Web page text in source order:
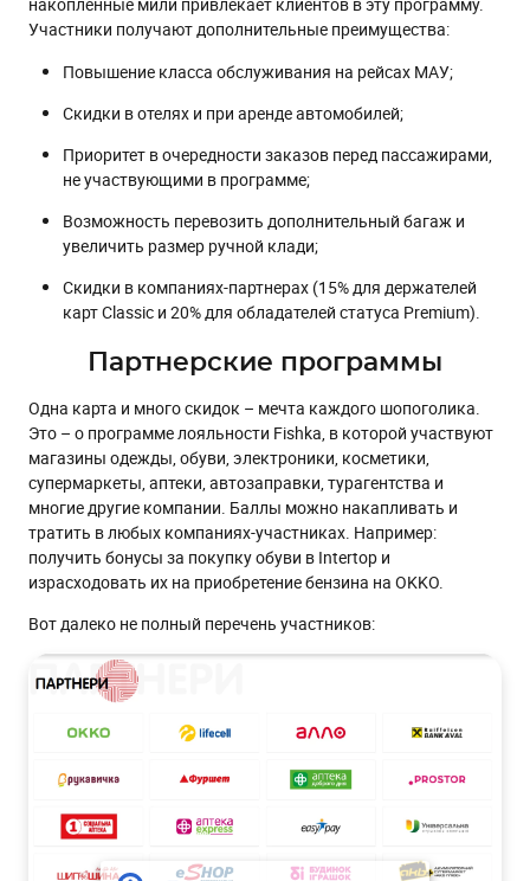
Участники получают дополнительные преимущества:
Повышение класса обслуживания на рейсах МАУ;
Скидки в отелях и при аренде автомобилей;
Приоритет в очередности заказов перед пассажирами,
не участвующими в программе;
Возможность перевозить дополнительный багаж и
увеличить размер ручной клади;
Скидки в компаниях-партнерах (15% для держателей
карт Classic и 20% для обладателей статуса Premium).
Партнерские программы
Одна карта и много скидок – мечта каждого шопоголика.
Это – о программе лояльности Fishka, в которой участвуют
магазины одежды, обуви, электроники, косметики,
супермаркеты, аптеки, автозаправки, турагентства и
многие другие компании. Баллы можно накапливать и
тратить в любых компаниях-участниках. Например:
получить бонусы за покупку обуви в Intertop и
израсходовать их на приобретение бензина на OKKO.
Вот далеко не полный перечень участников: